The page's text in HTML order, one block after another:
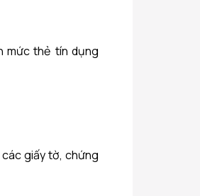
mức thẻ tín dụng
giấy tờ, chứng